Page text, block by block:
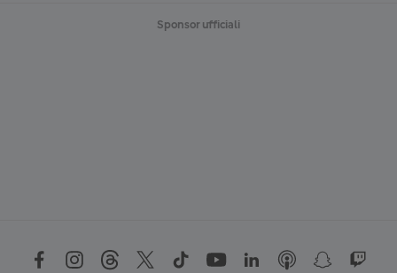
Sponsor ufficiali